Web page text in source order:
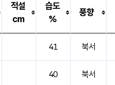
적설
cm
습도
%
풍향
41 북서
40 북서